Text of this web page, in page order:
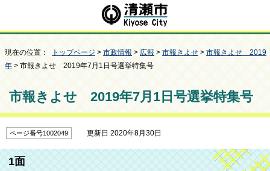
現在の位置： トップページ > 市政情報 > 広報 > 市報きよせ > 市報きよせ 2019
年 > 市報きよせ 2019年7月1日号選挙特集号
市報きよせ 2019年7月1日号選挙特集号
ページ番号1002049 更新日 2020年8月30日
1面